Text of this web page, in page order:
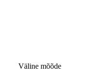
Väline mõõde